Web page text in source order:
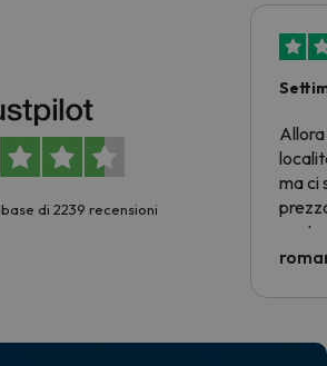
di 2239 recensioni
Allora
ma ci